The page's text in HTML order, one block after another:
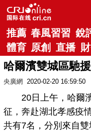
推薦 春風習習 銳
體育 原創 直播
哈爾濱雙城區馳
央廣網 2020-02-20 16:59:50
20日上午，哈爾濱
征，奔赴湖北孝感疫
共有7名，分別來自